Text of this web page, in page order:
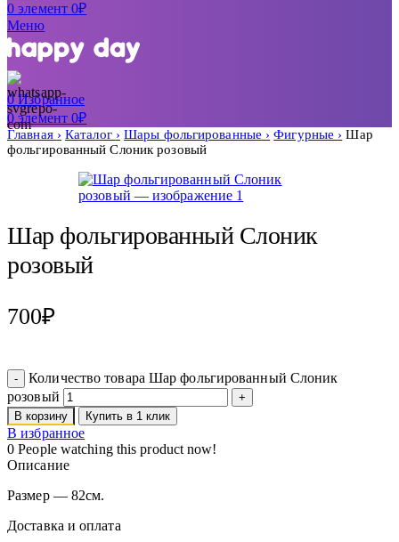
0элемент 0₽
Меню
0Избранное
0элемент 0₽
Главная Каталог Шары фольгированные Фигурные
Шар
фольгированный Слоник розовый
Шар фольгированный Слоник
розовый
700₽
Количество товара Шар фольгированный Слоник
розовый
В корзину Купить в 1 клик
В избранное
0 People watching this product now!
Описание
Размер — 82см.
Доставка и оплата